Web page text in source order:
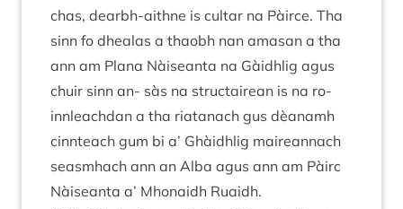
chas, dearbh-aithne is cul­tar na Pàirce. Tha
sinn fo dhealas a thaobh nan amas­an a tha
ann am Plana Nàiseanta na Gàidh­lig agus
chuir sinn an- sàs na structaire­an is na ro-
innleach­dan a tha riatanach gus dèanamh
cin­nteach gum bi a’ Ghàidh­lig maire­an­nach
sea­smhach ann an Alba agus ann am Pàirc
Nàiseanta a’ Mhon­aidh Ruaidh.